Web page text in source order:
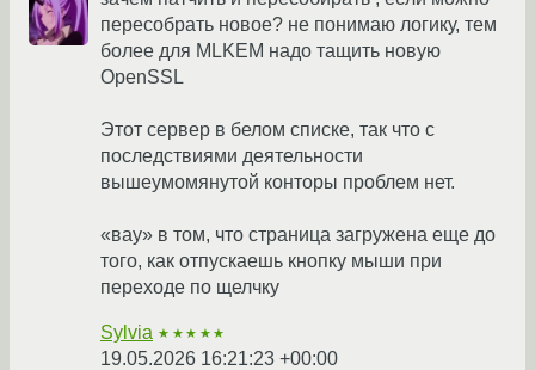
пересобрать новое? не понимаю логику, тем
более для MLKEM надо тащить новую
OpenSSL
Этот сервер в белом списке, так что с
последствиями деятельности
вышеумомянутой конторы проблем нет.
«вау» в том, что страница загружена еще до
того, как отпускаешь кнопку мыши при
переходе по щелчку
Sylvia ★★★★★
19.05.2026 16:21:23 +00:00